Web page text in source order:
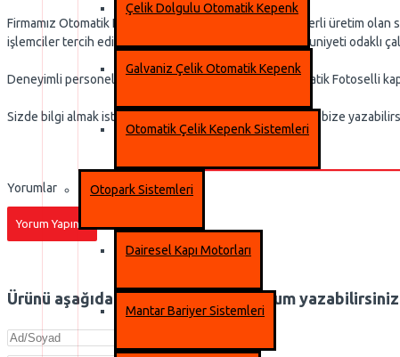
Çelik Dolgulu Otomatik Kepenk
Galvaniz Çelik Otomatik Kepenk
Otomatik Çelik Kepenk Sistemleri
Otopark Sistemleri
Dairesel Kapı Motorları
Mantar Bariyer Sistemleri
Firmamız Otomatik Fotoselli Kapı sistemlerinde %100 yerli üretim olan
işlemciler tercih ediyor. Bu sayede %100 müşteri memnuniyeti odaklı
Deneyimli personellerimiz çeşitli marka ve model Otomatik Fotoselli
Sizde bilgi almak isterseniz Whatsap İletişim Hattımızdan bize
Yorumlar
Yorum Yapınız
Ürünü aşağıdan puanlayabilir ve yorum yazabilirsiniz